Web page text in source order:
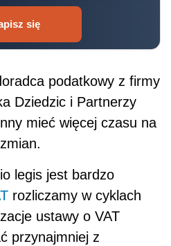
się
podatkowy z firmy
Dziedzic i Partnerzy
mieć więcej czasu na
legis jest bardzo
rozliczamy w cyklach
ustawy o VAT
przynajmniej z